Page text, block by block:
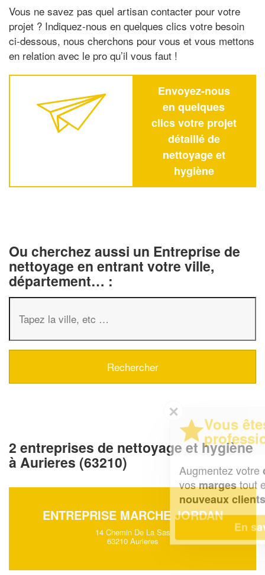
Vous ne savez pas quel artisan contacter pour votre
projet ? Indiquez-nous en quelques clics votre besoin
ci-dessous, nous cherchons pour vous et vous mettons
en relation avec le pro qu’il vous faut !
Envoyez-nous
en quelques
clics votre projet
détaillé de
nettoyage et
hygiène
Ou cherchez aussi un Entreprise de
nettoyage en entrant votre ville,
département… :
2 entreprises de nettoyage et hygiène
à Aurieres (63210)
ENTREPRISE MARCHE JORDAN
14 Chemin De La Sas
63210 Aurieres
Vous êtes un
professionnel ?
Augmentez votre chiffre d'affaireset
vosmargestout en gagnant de
En savoir plus